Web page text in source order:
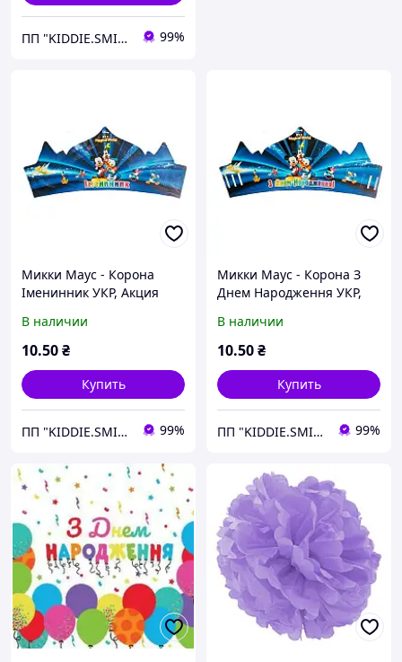
ПП "KIDDIE.SMILE" 99%
Микки Маус - Корона
Іменинник УКР, Акция
В наличии
10.50₴
Купить
ПП "KIDDIE.SMILE" 99%
Микки Маус - Корона З
Днем Народження УКР,
В наличии
10.50₴
Купить
ПП "KIDDIE.SMILE" 99%